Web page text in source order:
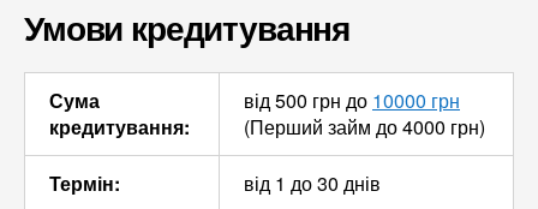
Умови кредитування
Сума
кредитування:
від 500 грн до 10000 грн
(Перший займ до 4000 грн)
Термін: від 1 до 30 днів